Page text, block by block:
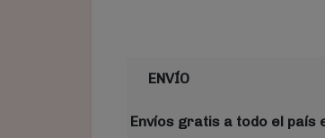
ENVÍO
Envíos gratis a todo el